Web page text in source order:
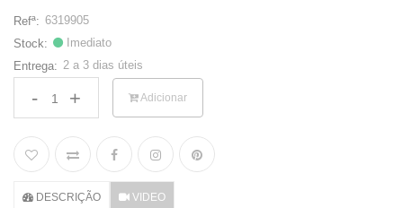
Refª: 6319905
Stock:
Imediato
Entrega: 2 a 3 dias úteis
- + Adicionar
DESCRIÇÃO VIDEO